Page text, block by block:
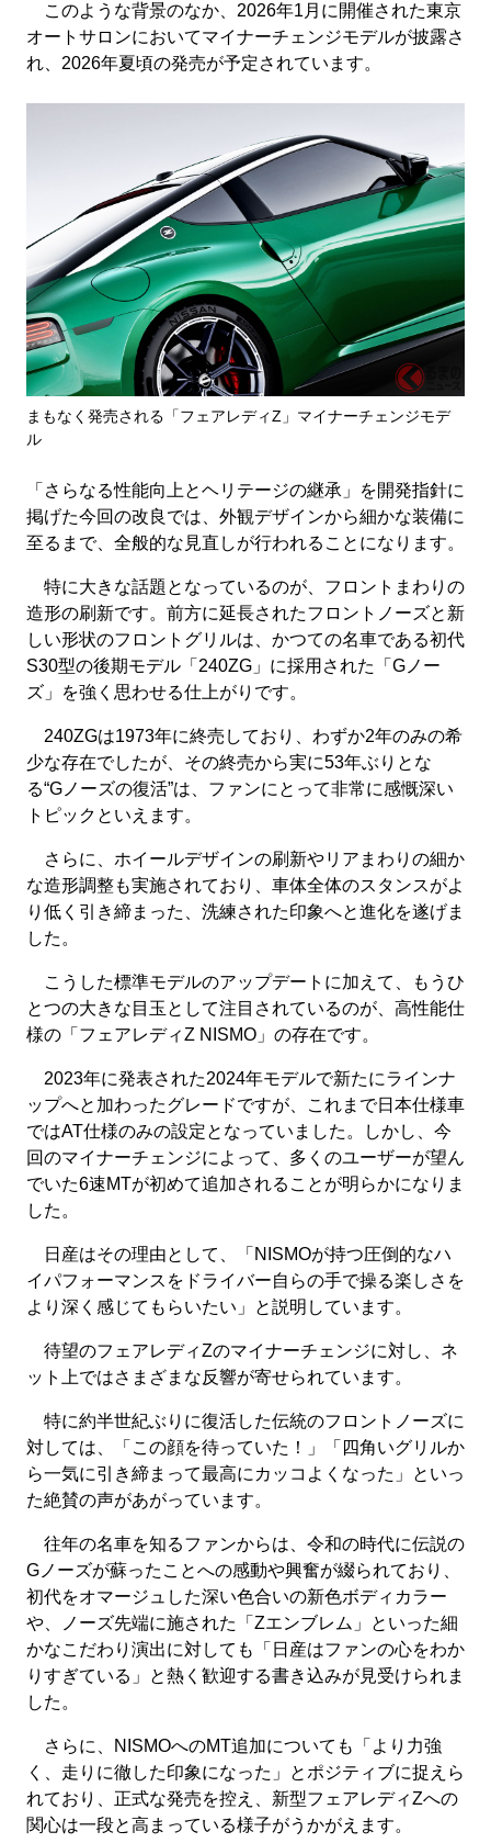
このような背景のなか、2026年1月に開催された東京
オートサロンにおいてマイナーチェンジモデルが披露さ
れ、2026年夏頃の発売が予定されています。
まもなく発売される「フェアレディZ」マイナーチェンジモデ
ル
「さらなる性能向上とヘリテージの継承」を開発指針に
掲げた今回の改良では、外観デザインから細かな装備に
至るまで、全般的な見直しが行われることになります。
特に大きな話題となっているのが、フロントまわりの
造形の刷新です。前方に延長されたフロントノーズと新
しい形状のフロントグリルは、かつての名車である初代
S30型の後期モデル「240ZG」に採用された「Gノー
ズ」を強く思わせる仕上がりです。
240ZGは1973年に終売しており、わずか2年のみの希
少な存在でしたが、その終売から実に53年ぶりとな
る“Gノーズの復活”は、ファンにとって非常に感慨深い
トピックといえます。
さらに、ホイールデザインの刷新やリアまわりの細か
な造形調整も実施されており、車体全体のスタンスがよ
り低く引き締まった、洗練された印象へと進化を遂げま
した。
こうした標準モデルのアップデートに加えて、もうひ
とつの大きな目玉として注目されているのが、高性能仕
様の「フェアレディZ NISMO」の存在です。
2023年に発表された2024年モデルで新たにラインナ
ップへと加わったグレードですが、これまで日本仕様車
ではAT仕様のみの設定となっていました。しかし、今
回のマイナーチェンジによって、多くのユーザーが望ん
でいた6速MTが初めて追加されることが明らかになりま
した。
日産はその理由として、「NISMOが持つ圧倒的なハ
イパフォーマンスをドライバー自らの手で操る楽しさを
より深く感じてもらいたい」と説明しています。
待望のフェアレディZのマイナーチェンジに対し、ネ
ット上ではさまざまな反響が寄せられています。
特に約半世紀ぶりに復活した伝統のフロントノーズに
対しては、「この顔を待っていた！」「四角いグリルか
ら一気に引き締まって最高にカッコよくなった」といっ
た絶賛の声があがっています。
往年の名車を知るファンからは、令和の時代に伝説の
Gノーズが蘇ったことへの感動や興奮が綴られており、
初代をオマージュした深い色合いの新色ボディカラー
や、ノーズ先端に施された「Zエンブレム」といった細
かなこだわり演出に対しても「日産はファンの心をわか
りすぎている」と熱く歓迎する書き込みが見受けられま
した。
さらに、NISMOへのMT追加についても「より力強
く、走りに徹した印象になった」とポジティブに捉えら
れており、正式な発売を控え、新型フェアレディZへの
関心は一段と高まっている様子がうかがえます。